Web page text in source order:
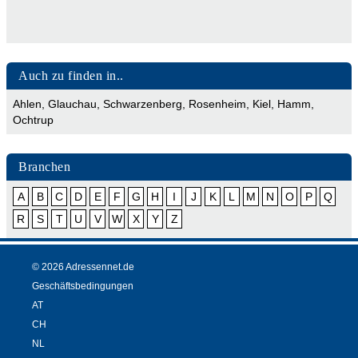
Auch zu finden in..
Ahlen Glauchau Schwarzenberg Rosenheim Kiel Hamm
Ochtrup
Branchen
A B C D E F G H I J K L M N O P
Q
R
S T U V W X Y Z
© 2026 Adressennet.de
Geschäftsbedingungen
AT
CH
NL